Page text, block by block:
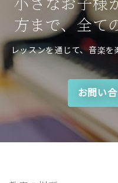
方まで、全て
レッスンを通じて、音楽
お問い